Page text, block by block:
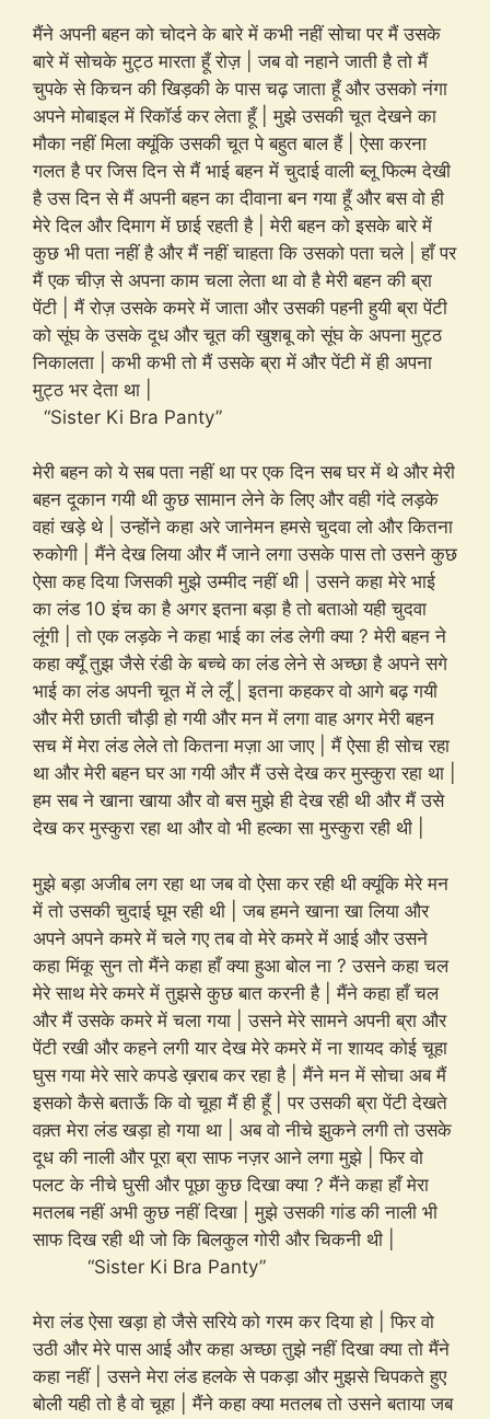
मैंने अपनी बहन को चोदने के बारे में कभी नहीं सोचा पर मैं उसके
बारे में सोचके मुट्ठ मारता हूँ रोज़ | जब वो नहाने जाती है तो मैं
चुपके से किचन की खिड़की के पास चढ़ जाता हूँ और उसको नंगा
अपने मोबाइल में रिकॉर्ड कर लेता हूँ | मुझे उसकी चूत देखने का
मौका नहीं मिला क्यूंकि उसकी चूत पे बहुत बाल हैं | ऐसा करना
गलत है पर जिस दिन से मैं भाई बहन में चुदाई वाली ब्लू फिल्म देखी
है उस दिन से मैं अपनी बहन का दीवाना बन गया हूँ और बस वो ही
मेरे दिल और दिमाग में छाई रहती है | मेरी बहन को इसके बारे में
कुछ भी पता नहीं है और मैं नहीं चाहता कि उसको पता चले | हाँ पर
मैं एक चीज़ से अपना काम चला लेता था वो है मेरी बहन की ब्रा
पेंटी | मैं रोज़ उसके कमरे में जाता और उसकी पहनी हुयी ब्रा पेंटी
को सूंघ के उसके दूध और चूत की खुशबू को सूंघ के अपना मुट्ठ
निकालता | कभी कभी तो मैं उसके ब्रा में और पेंटी में ही अपना
मुट्ठ भर देता था |
“Sister Ki Bra Panty”
मेरी बहन को ये सब पता नहीं था पर एक दिन सब घर में थे और मेरी
बहन दूकान गयी थी कुछ सामान लेने के लिए और वही गंदे लड़के
वहां खड़े थे | उन्होंने कहा अरे जानेमन हमसे चुदवा लो और कितना
रुकोगी | मैंने देख लिया और मैं जाने लगा उसके पास तो उसने कुछ
ऐसा कह दिया जिसकी मुझे उम्मीद नहीं थी | उसने कहा मेरे भाई
का लंड 10 इंच का है अगर इतना बड़ा है तो बताओ यही चुदवा
लूंगी | तो एक लड़के ने कहा भाई का लंड लेगी क्या ? मेरी बहन ने
कहा क्यूँ तुझ जैसे रंडी के बच्चे का लंड लेने से अच्छा है अपने सगे
भाई का लंड अपनी चूत में ले लूँ | इतना कहकर वो आगे बढ़ गयी
और मेरी छाती चौड़ी हो गयी और मन में लगा वाह अगर मेरी बहन
सच में मेरा लंड लेले तो कितना मज़ा आ जाए | मैं ऐसा ही सोच रहा
था और मेरी बहन घर आ गयी और मैं उसे देख कर मुस्कुरा रहा था |
हम सब ने खाना खाया और वो बस मुझे ही देख रही थी और मैं उसे
देख कर मुस्कुरा रहा था और वो भी हल्का सा मुस्कुरा रही थी |
मुझे बड़ा अजीब लग रहा था जब वो ऐसा कर रही थी क्यूंकि मेरे मन
में तो उसकी चुदाई घूम रही थी | जब हमने खाना खा लिया और
अपने अपने कमरे में चले गए तब वो मेरे कमरे में आई और उसने
कहा मिंकू सुन तो मैंने कहा हाँ क्या हुआ बोल ना ? उसने कहा चल
मेरे साथ मेरे कमरे में तुझसे कुछ बात करनी है | मैंने कहा हाँ चल
और मैं उसके कमरे में चला गया | उसने मेरे सामने अपनी ब्रा और
पेंटी रखी और कहने लगी यार देख मेरे कमरे में ना शायद कोई चूहा
घुस गया मेरे सारे कपडे ख़राब कर रहा है | मैंने मन में सोचा अब मैं
इसको कैसे बताऊँ कि वो चूहा मैं ही हूँ | पर उसकी ब्रा पेंटी देखते
वक़्त मेरा लंड खड़ा हो गया था | अब वो नीचे झुकने लगी तो उसके
दूध की नाली और पूरा ब्रा साफ नज़र आने लगा मुझे | फिर वो
पलट के नीचे घुसी और पूछा कुछ दिखा क्या ? मैंने कहा हाँ मेरा
मतलब नहीं अभी कुछ नहीं दिखा | मुझे उसकी गांड की नाली भी
साफ दिख रही थी जो कि बिलकुल गोरी और चिकनी थी |
“Sister Ki Bra Panty”
मेरा लंड ऐसा खड़ा हो जैसे सरिये को गरम कर दिया हो | फिर वो
उठी और मेरे पास आई और कहा अच्छा तुझे नहीं दिखा क्या तो मैंने
कहा नहीं | उसने मेरा लंड हलके से पकड़ा और मुझसे चिपकते हुए
बोली यही तो है वो चूहा | मैंने कहा क्या मतलब तो उसने बताया जब